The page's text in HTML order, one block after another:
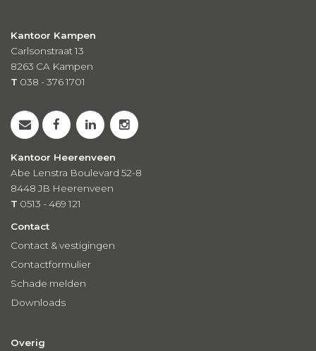
Kantoor Kampen
Carlsonstraat 13
8263 CA Kampen
T 038 - 376 1701
Kantoor Heerenveen
Abe Lenstra Boulevard 52-8
8448 JB Heerenveen
T 0513 - 469 121
Contact
Contact & vestigingen
Contactformulier
Schade melden
Downloads
Overig